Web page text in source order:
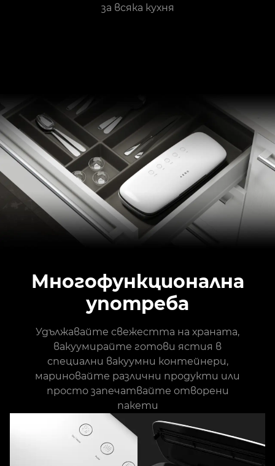
за всяка кухня
Многофункционална
употреба
Удължавайте свежестта на храната,
вакуумирайте готови ястия в
специални вакуумни контейнери,
мариновайте различни продукти или
просто запечатвайте отворени
пакети